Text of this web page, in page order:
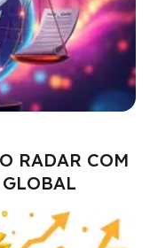
RADAR COM